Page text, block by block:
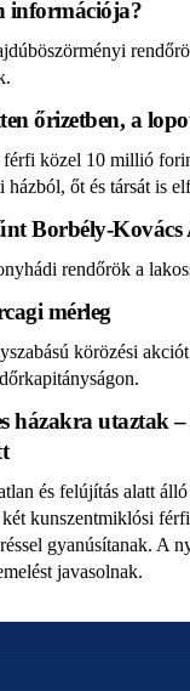
információja?
őrizetben, a
közel 10 millió
házból, őt és társát is
Borbély-Kovács
rendőrök a
mérleg
körözési
házakra utaztak –
és felújítás alatt
két kunszentmiklósi
gyanúsítanak. A
javasolnak.